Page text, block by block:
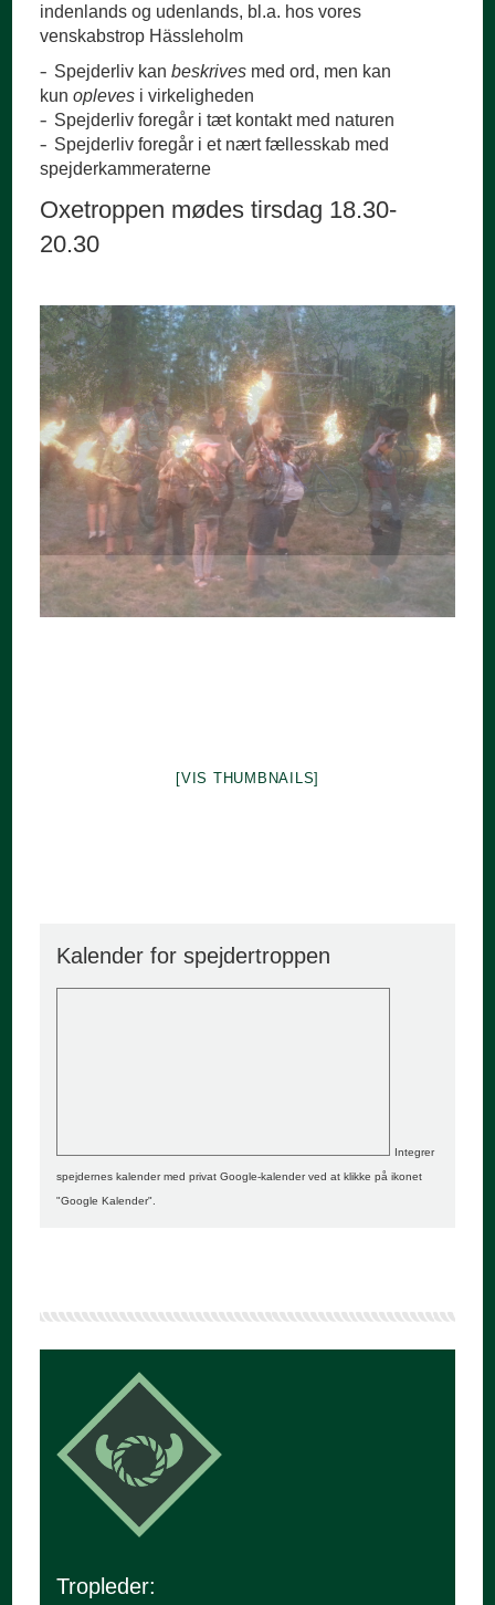
indenlands og udenlands, bl.a. hos vores
venskabstrop Hässleholm
Spejderliv kan beskrivesmed ord, men kan
kunopleves i virkeligheden
Spejderliv foregår i tæt kontakt med naturen
Spejderliv foregår i et nært fællesskab med
spejderkammeraterne
Oxetroppen mødes tirsdag 18.30-
20.30
[VIS THUMBNAILS]
Kalender for spejdertroppen
Integrer
spejdernes kalender med privat Google-kalender ved at klikke på ikonet
"Google Kalender".
Tropleder: